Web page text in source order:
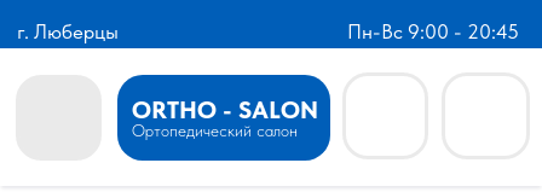
г. Люберцы Пн-Вс 9:00 - 20:45
ORTHO - SALON
Ортопедический салон